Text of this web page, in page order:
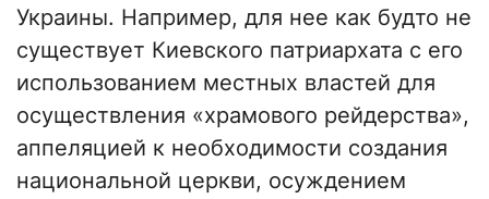
Украины. Например, для нее как будто не
существует Киевского патриархата с его
использованием местных властей для
осуществления «храмового рейдерства»,
аппеляцией к необходимости создания
национальной церкви, осуждением